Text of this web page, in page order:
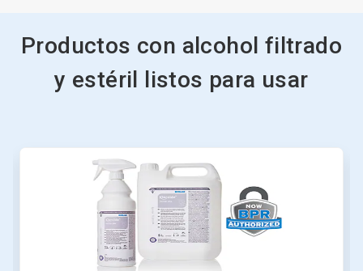
Productos con alcohol filtrado
y estéril listos para usar
Esto